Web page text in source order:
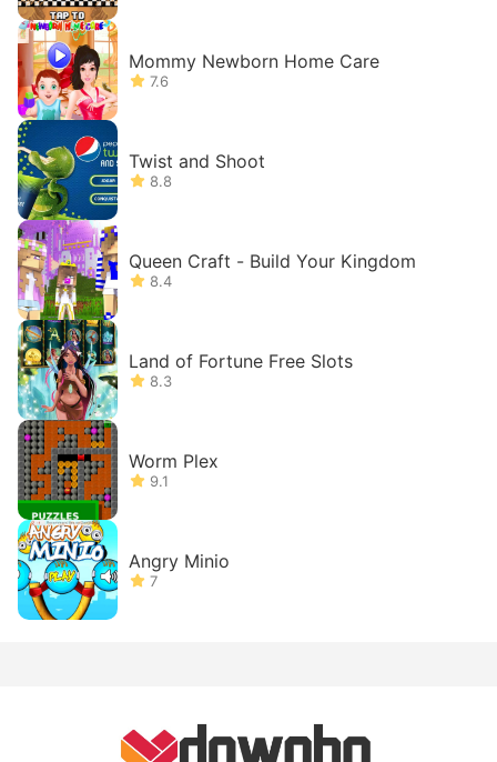
Mommy Newborn Home Care
7.6
Twist and Shoot
8.8
Queen Craft - Build Your Kingdom
8.4
Land of Fortune Free Slots
8.3
Worm Plex
9.1
Angry Minio
7